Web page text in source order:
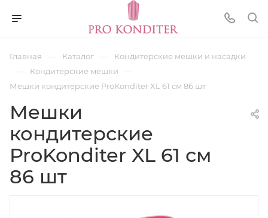
Главная — Каталог — Кондитерские мешки и насадки
— Кондитерские мешки —
Мешки кондитерские ProKonditer XL 61 см 86 шт
Мешки
кондитерские
ProKonditer XL 61 см
86 шт